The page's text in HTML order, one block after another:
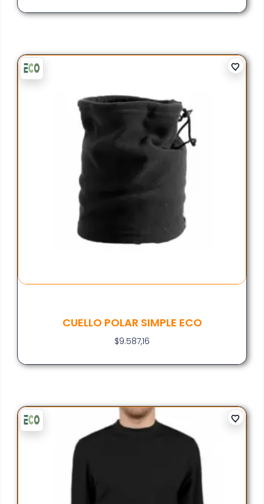
CUELLO POLAR SIMPLE ECO
$9.587,16